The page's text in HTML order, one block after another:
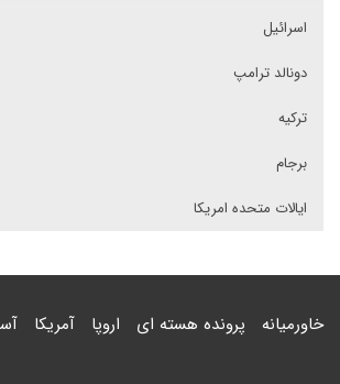
اسرائیل
دونالد ترامپ
ترکیه
برجام
ایالات متحده امریکا
خاورمیانه پرونده هسته ای اروپا آمریکا